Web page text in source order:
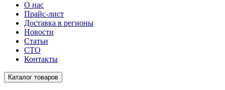
О нас
Прайс-лист
Доставка в регионы
Новости
Статьи
СТО
Контакты
Каталог товаров